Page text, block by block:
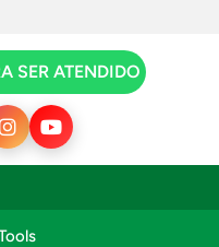
SER ATENDIDO